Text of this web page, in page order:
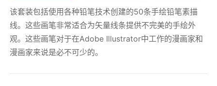
该套装包括使用各种铅笔技术创建的50条手绘铅笔素描
线。 这些画笔非常适合为矢量线条提供不完美的手绘外
观。 这些画笔对于在Adobe Illustrator中工作的漫画家和
漫画家来说是必不可少的。